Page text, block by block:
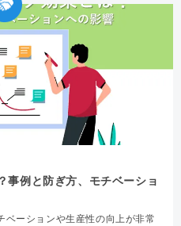
事例と防ぎ方、モチベーショ
ベーションや生産性の向上が非常